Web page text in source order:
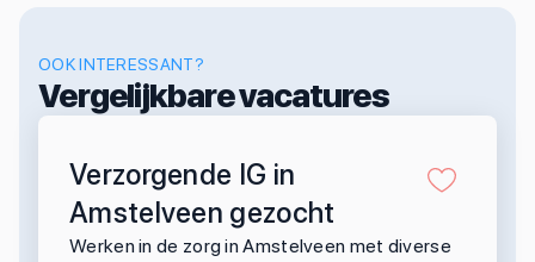
OOK INTERESSANT?
Vergelijkbare vacatures
Verzorgende IG in
Amstelveen gezocht
Werken in de zorg in Amstelveen met diverse